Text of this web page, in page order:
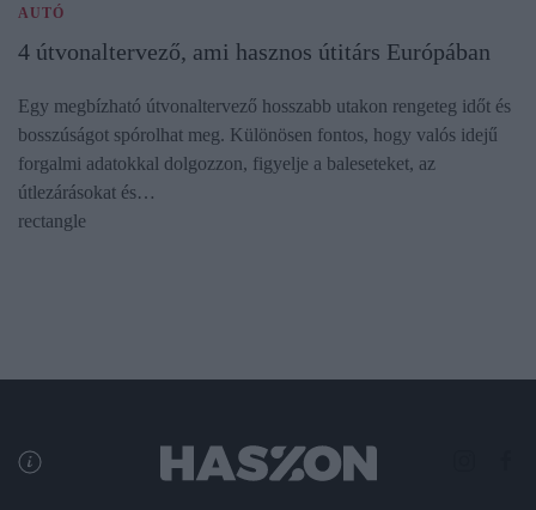
AUTÓ
4 útvonaltervező, ami hasznos útitárs Európában
Egy megbízható útvonaltervező hosszabb utakon rengeteg időt és
bosszúságot spórolhat meg. Különösen fontos, hogy valós idejű
forgalmi adatokkal dolgozzon, figyelje a baleseteket, az
útlezárásokat és…
rectangle